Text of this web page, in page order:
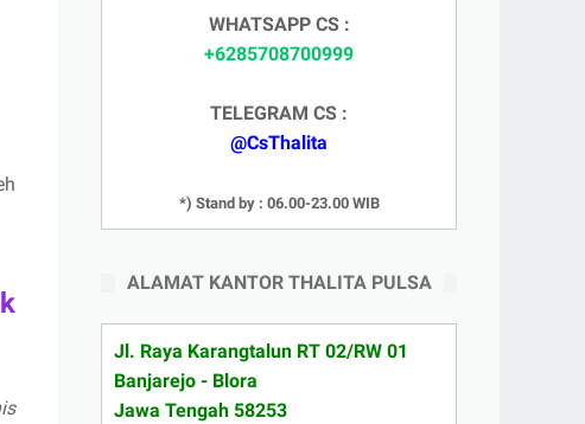
WHATSAPP CS :
+6285708700999
TELEGRAM CS :
@CsThalita
*) Stand by : 06.00-23.00 WIB
ALAMAT KANTOR THALITA PULSA
Jl. Raya Karangtalun RT 02/RW 01
Banjarejo - Blora
Jawa Tengah 58253